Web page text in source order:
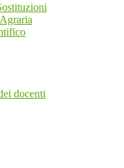
docenti